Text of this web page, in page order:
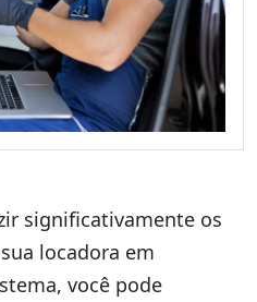
significativamente os
locadora em
você pode